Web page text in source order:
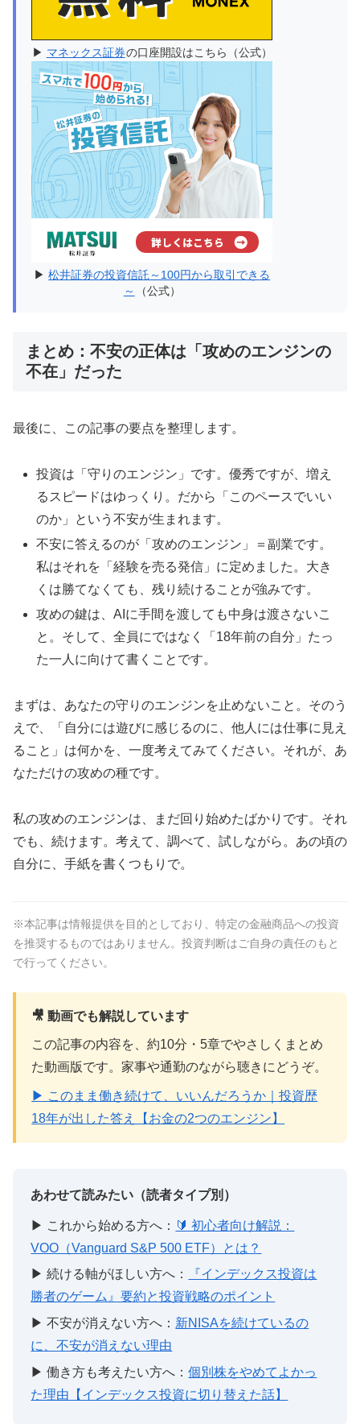
▶ マネックス証券の口座開設はこちら（公式）
▶松井証券の投資信託～100円から取引できる
～
（公式）
まとめ：不安の正体は「攻めのエンジンの
不在」だった
最後に、この記事の要点を整理します。
投資は「守りのエンジン」です。優秀ですが、増え
るスピードはゆっくり。だから「このペースでいい
のか」という不安が生まれます。
不安に答えるのが「攻めのエンジン」＝副業です。
私はそれを「経験を売る発信」に定めました。大き
くは勝てなくても、残り続けることが強みです。
攻めの鍵は、AIに手間を渡しても中身は渡さないこ
と。そして、全員にではなく「18年前の自分」たっ
た一人に向けて書くことです。
まずは、あなたの守りのエンジンを止めないこと。そのう
えで、「自分には遊びに感じるのに、他人には仕事に見え
ること」は何かを、一度考えてみてください。それが、あ
なただけの攻めの種です。
私の攻めのエンジンは、まだ回り始めたばかりです。それ
でも、続けます。考えて、調べて、試しながら。あの頃の
自分に、手紙を書くつもりで。
※本記事は情報提供を目的としており、特定の金融商品への投資
を推奨するものではありません。投資判断はご自身の責任のもと
で行ってください。
🎥 動画でも解説しています
この記事の内容を、約10分・5章でやさしくまとめ
た動画版です。家事や通勤のながら聴きにどうぞ。
▶ このまま働き続けて、いいんだろうか｜投資歴
18年が出した答え【お金の2つのエンジン】
あわせて読みたい（読者タイプ別）
▶ これから始める方へ： 🔰 初心者向け解説：
VOO（Vanguard S&P 500 ETF）とは？
▶ 続ける軸がほしい方へ：
『インデックス投資は
勝者のゲーム』要約と投資戦略のポイント
▶ 不安が消えない方へ： 新NISAを続けているの
に、不安が消えない理由
▶ 働き方も考えたい方へ：個別株をやめてよかっ
た理由【インデックス投資に切り替えた話】